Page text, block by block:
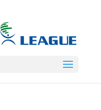
Coral
Σωματείο ΣΟΛ